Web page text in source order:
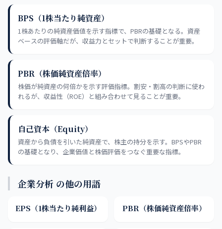
BPS（1株当たり純資産）
1株あたりの純資産価値を示す指標で、PBRの基礎となる。資産
ベースの評価軸だが、収益力とセットで判断することが重要。
PBR（株価純資産倍率）
株価が純資産の何倍かを示す評価指標。割安・割高の判断に使わ
れるが、収益性（ROE）と組み合わせて見ることが重要。
自己資本（Equity）
資産から負債を引いた純資産で、株主の持分を示す。BPSやPBR
の基礎となり、企業価値と株価評価をつなぐ重要な指標。
企業分析 の他の用語
EPS（1株当たり純利益） PBR（株価純資産倍率）